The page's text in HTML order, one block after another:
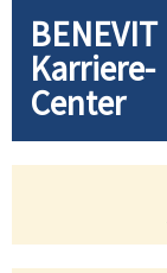
BENEVIT
Karriere-
Center